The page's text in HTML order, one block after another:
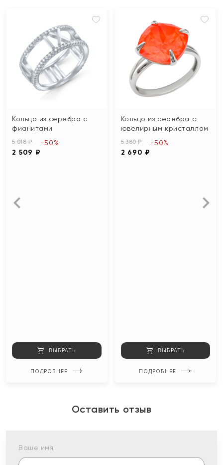
Кольцо из серебра с
фианитами
5 018 ₽
2 509 ₽
-50%
ВЫБРАТЬ
ПОДРОБНЕЕ
Кольцо из серебра с
ювелирным кристаллом
5 380 ₽
2 690 ₽
-50%
ВЫБРАТЬ
ПОДРОБНЕЕ
Оставить отзыв
Ваше имя: